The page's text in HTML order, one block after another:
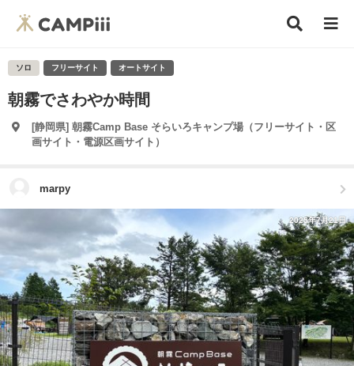
ソロ フリーサイト オートサイト
朝霧でさわやか時間
[静岡県] 朝霧Camp Base そらいろキャンプ場（フリーサイト・区
画サイト・電源区画サイト）
marpy
2025年7月21日